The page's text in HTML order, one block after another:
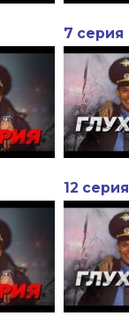
7 серия
12 серия